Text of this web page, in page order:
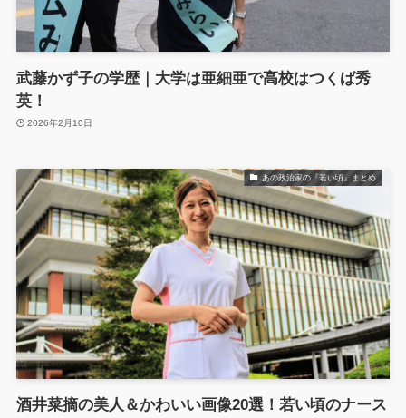
武藤かず子の学歴｜大学は亜細亜で高校はつくば秀
英！
2026年2月10日
あの政治家の『若い頃』まとめ
酒井菜摘の美人＆かわいい画像20選！若い頃のナース